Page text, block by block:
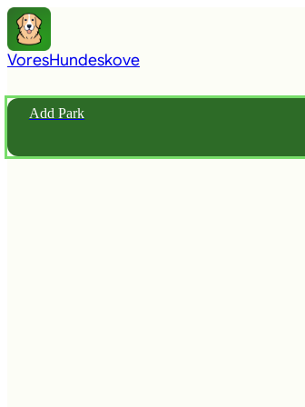
VoresHundeskove
Add Park